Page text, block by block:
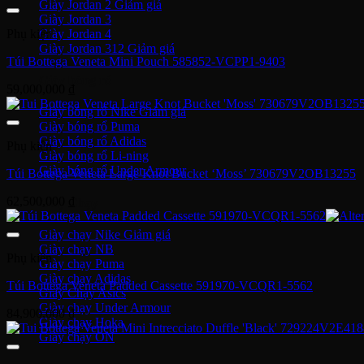
Giày Jordan 2
Giày Jordan 3
Giày Jordan 4
Giày Jordan 312
Giày bóng rổ Nike
Giày bóng rổ Puma
Giày bóng rổ Adidas
Giày bóng rổ Li-ning
Giày bóng rổ Under Armour
Giày chạy Nike
Giày chạy NB
Giày chạy Puma
Giày chạy Adidas
Giày Chạy Asics
Giày chạy Under Armour
Giày chạy Hoka
Giày chạy ON
Phụ kiện
Túi Bottega Veneta Mini Pouch 585852-VCPP1-9403
Phụ kiện
Túi Bottega Veneta Large Knot Bucket ‘Moss’ 730679V2OB13255
Phụ kiện
Túi Bottega Veneta Padded Cassette 591970-VCQR1-5562
84,900,000₫